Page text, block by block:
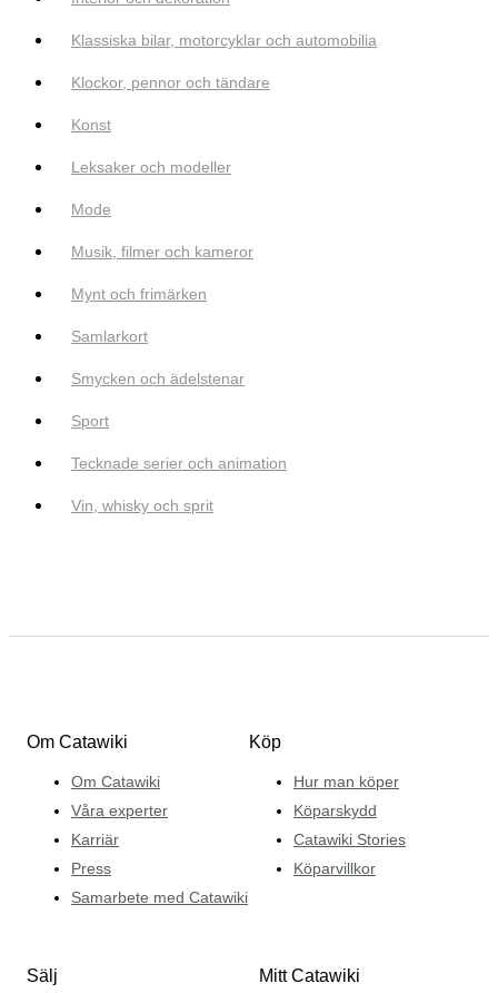
Klassiska bilar, motorcyklar och automobilia
Klockor, pennor och tändare
Konst
Leksaker och modeller
Mode
Musik, filmer och kameror
Mynt och frimärken
Samlarkort
Smycken och ädelstenar
Sport
Tecknade serier och animation
Vin, whisky och sprit
Om Catawiki
Om Catawiki
Våra experter
Karriär
Press
Samarbete med Catawiki
Köp
Hur man köper
Köparskydd
Catawiki Stories
Köparvillkor
Sälj Mitt Catawiki